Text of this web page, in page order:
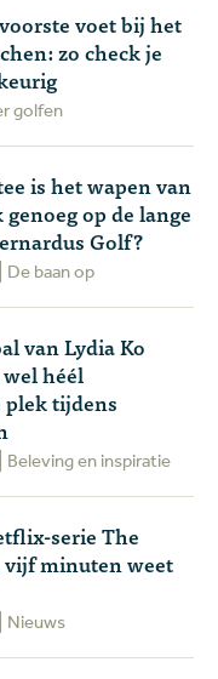
voet bij het
zo check je
golfen
is het wapen van
op de lange
Golf?
De baan op
van Lydia Ko
héél
tijdens
Beleving en inspiratie
serie The
minuten weet
Nieuws